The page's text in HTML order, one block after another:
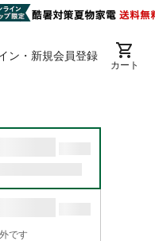
ン・新規会員登録
カート
です